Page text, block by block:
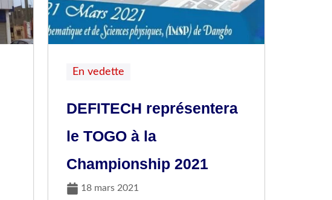
En vedette
DEFITECH représentera
le TOGO à la
Championship 2021
18 mars 2021